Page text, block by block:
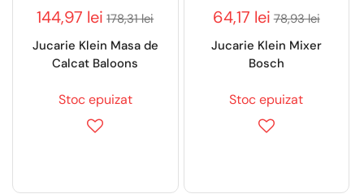
144,97 lei 178,31 lei
Jucarie Klein Masa de
Calcat Baloons
Stoc epuizat
64,17 lei 78,93 lei
Jucarie Klein Mixer
Bosch
Stoc epuizat